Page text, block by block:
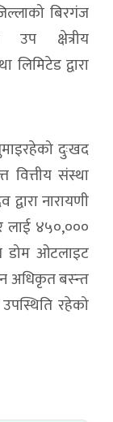
बिरगंज
उप क्षेत्रीय
द्वारा
दुःखद
वित्तीय संस्था
नारायणी
लाई ४५०,०००
डोम ओटलाइट
अधिकृत बस्न्त
रहेको